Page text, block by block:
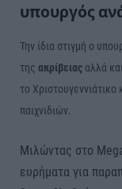
υπουργός
Την ίδια στιγμή ο
της ακρίβειας αλλά
το
παιχνιδιών.
Μιλώντας στο
ευρήματα για